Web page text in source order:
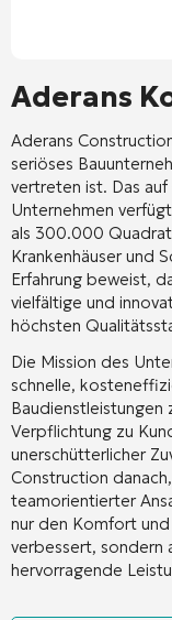
Aderans
Aderans
seriöses
vertreten ist. Das
Unternehmen
als 300.000
Krankenhäuser und
Erfahrung beweist,
vielfältige und
höchsten
Die Mission des
schnelle,
Verpflichtung zu
unerschütterlicher
Construction
teamorientierter
nur den Komfort
verbessert, sondern
hervorragende